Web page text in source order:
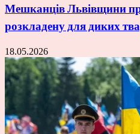
Мешканців Львівщини
розкладену для диких
18.05.2026